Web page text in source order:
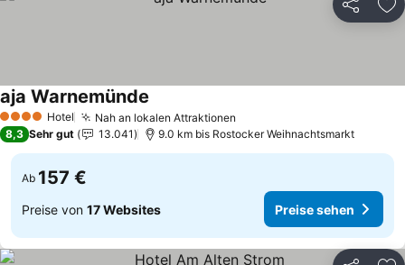
Teilen
4 Sterne Hotel Nah an lokalen Attraktionen
aja Warnemünde
8,3 Sehr gut 13.041 9.0 km bis Rostocker Weihnachtsmarkt
Ab 157 €
Preise von 17 Websites Preise sehen